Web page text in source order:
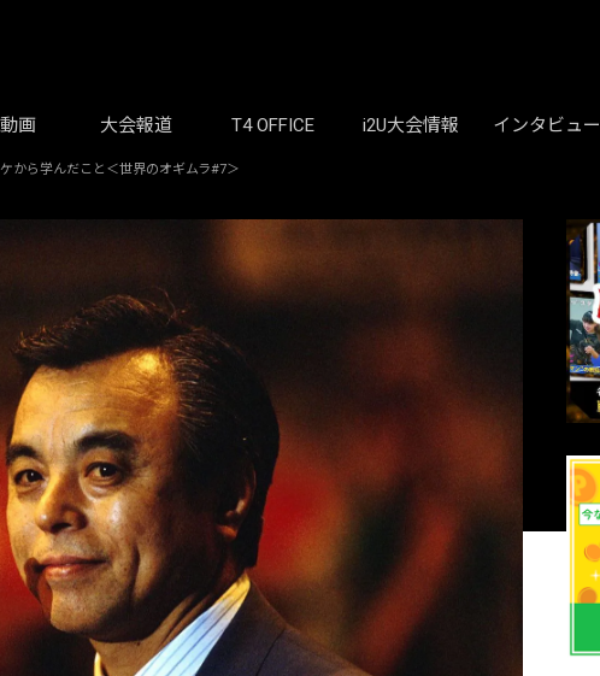
画 大会報道 T4 OFFICE i2U大会情報 インタビュー
から学んだこと＜世界のオギムラ#7＞